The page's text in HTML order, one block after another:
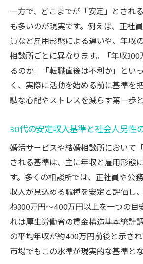
本
婚活市場で評価される収入基
30代男性の年収が婚活市
由
平均年収とハイスペック基
活
婚活で好印象を持たれる30
30代婚活男性が知っておく
感
30代男性が避けたい婚活の
とし穴
必要書類と公的データから見
30代婚活男性が用意すべ
は
公的データを活用した30代
一方で、どこまでが「安定」とされ
も多いのが現実です。例えば、正社
員など雇用形態による違いや、年収
相談所ごとに異なります。「年収
るのか」「転職直後は不利か」とい
く、実際に活動を始める前に基準を
駄な心配やストレスを減らす第一歩と
30代の安定収入基準と社会人男性
婚活サービスや結婚相談所において
される基準は、主に年収と雇用形態
す。多くの相談所では、正社員や公
収入が見込める職種を安定と評価し
ね300万円〜400万円以上を一つの目
れは厚生労働省の賃金構造基本統計
の平均年収が約400万円前後と示さ
市場でもこの水準が現実的な基準とな